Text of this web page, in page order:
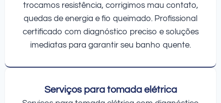
trocamos resistência, corrigimos mau contato,
quedas de energia e fio queimado. Profissional
certificado com diagnóstico preciso e soluções
imediatas para garantir seu banho quente.
Serviços para tomada elétrica